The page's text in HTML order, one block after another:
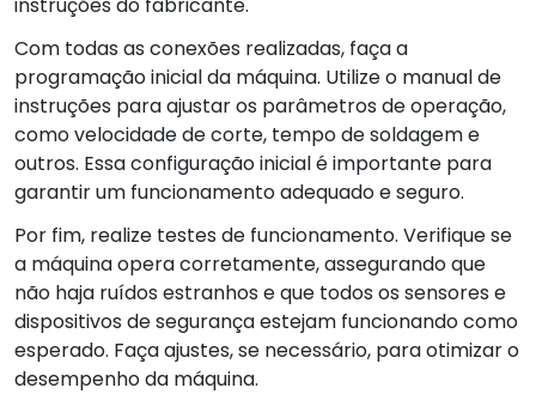
Com todas as conexões realizadas, faça a
programação inicial da máquina. Utilize o manual de
instruções para ajustar os parâmetros de operação,
como velocidade de corte, tempo de soldagem e
outros. Essa configuração inicial é importante para
garantir um funcionamento adequado e seguro.
Por fim, realize testes de funcionamento. Verifique se
a máquina opera corretamente, assegurando que
não haja ruídos estranhos e que todos os sensores e
dispositivos de segurança estejam funcionando como
esperado. Faça ajustes, se necessário, para otimizar o
desempenho da máquina.